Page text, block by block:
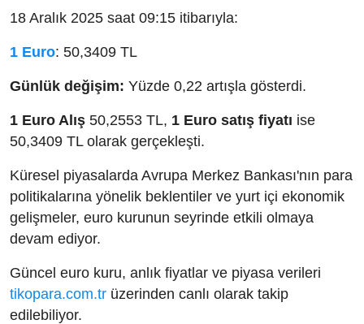
18 Aralık 2025 saat 09:15 itibarıyla:
1 Euro: 50,3409 TL
Günlük değişim: Yüzde 0,22 artışla gösterdi.
1 Euro Alış 50,2553 TL, 1 Euro satış fiyatı ise
50,3409 TL olarak gerçekleşti.
Küresel piyasalarda Avrupa Merkez Bankası'nın para
politikalarına yönelik beklentiler ve yurt içi ekonomik
gelişmeler, euro kurunun seyrinde etkili olmaya
devam ediyor.
Güncel euro kuru, anlık fiyatlar ve piyasa verileri
tikopara.com.tr üzerinden canlı olarak takip
edilebiliyor.